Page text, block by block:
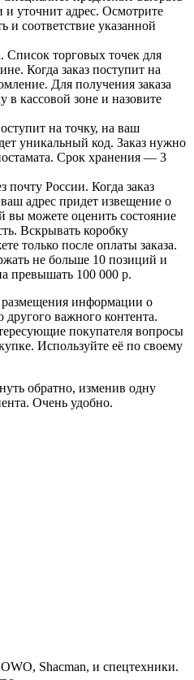
и уточнит адрес. Осмотрите
и соответствие указанной
Список торговых точек для
Когда заказ поступит на
Для получения заказа
в кассовой зоне и назовите
на точку, на ваш
уникальный код. Заказ нужно
Срок хранения — 3
почту России. Когда заказ
адрес придет извещение о
вы можете оценить состояние
Вскрывать коробку
только после оплаты заказа.
не больше 10 позиций и
превышать 100 000 р.
размещения информации о
другого важного контента.
покупателя вопросы
Используйте её по своему
обратно, изменив одну
Очень удобно.
Shacman, и спецтехники.